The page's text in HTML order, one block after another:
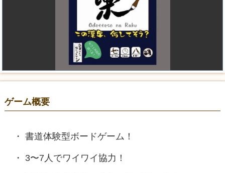
ゲーム概要
書道体験型ボードゲーム！
3〜7人でワイワイ協力！